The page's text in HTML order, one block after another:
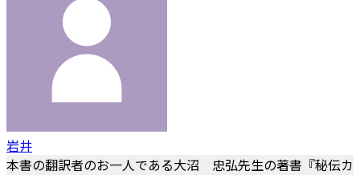
岩井
本書の翻訳者のお一人である大沼 忠弘先生の著書『秘伝カ